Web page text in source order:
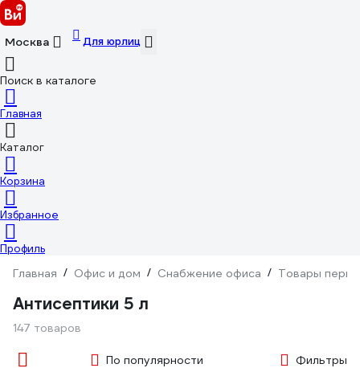
Москва Для юрлиц
Поиск в каталоге
Главная
Каталог
Корзина
Избранное
Профиль
Главная / Офис и дом / Снабжение офиса / Товары
Антисептики 5 л
147 товаров
По популярности Фильтры